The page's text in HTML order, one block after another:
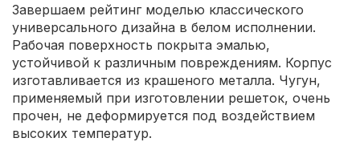
Завершаем рейтинг моделью классического
универсального дизайна в белом исполнении.
Рабочая поверхность покрыта эмалью,
устойчивой к различным повреждениям. Корпус
изготавливается из крашеного металла. Чугун,
применяемый при изготовлении решеток, очень
прочен, не деформируется под воздействием
высоких температур.